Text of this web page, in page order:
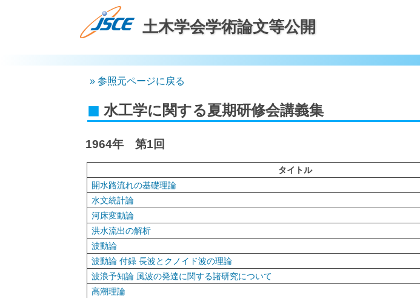
土木学会学術論文等公開
参照元ページに戻る
水工学に関する夏期研修会講義集
1964年 第1回
タイトル
開水路流れの基礎理論
水文統計論
河床変動論
洪水流出の解析
波動論
波動論 付録 長波とクノイド波の理論
波浪予知論 風波の発達に関する諸研究について
高潮理論